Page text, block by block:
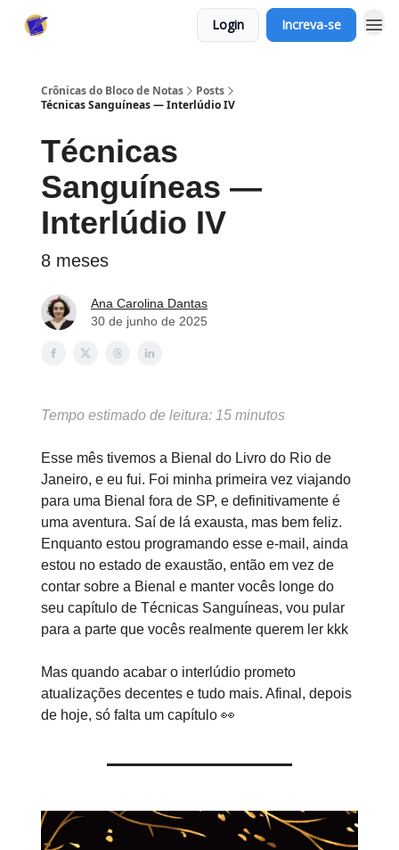
Login Increva-se
Crônicas do Bloco de Notas
Posts
Técnicas Sanguíneas — Interlúdio IV
Técnicas
Sanguíneas —
Interlúdio IV
8 meses
Ana Carolina Dantas
30 de junho de 2025
Tempo estimado de leitura: 15 minutos
Esse mês tivemos a Bienal do Livro do Rio de
Janeiro, e eu fui. Foi minha primeira vez viajando
para uma Bienal fora de SP, e definitivamente é
uma aventura. Saí de lá exausta, mas bem feliz.
Enquanto estou programando esse e-mail, ainda
estou no estado de exaustão, então em vez de
contar sobre a Bienal e manter vocês longe do
seu capítulo de Técnicas Sanguíneas, vou pular
para a parte que vocês realmente querem ler kkk
Mas quando acabar o interlúdio prometo
atualizações decentes e tudo mais. Afinal, depois
de hoje, só falta um capítulo 👀